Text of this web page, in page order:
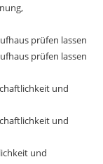
prüfen lassen
prüfen lassen
und
und
und